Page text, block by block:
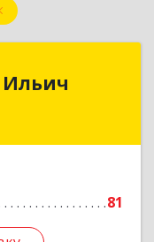
Ильич
81
Кировград г,